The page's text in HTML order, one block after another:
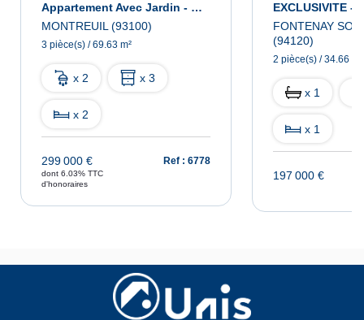
Appartement Avec Jardin - Montreuil 3 Pièce(s)
MONTREUIL (93100)
3 pièce(s) / 69.63 m²
x 2 x 3
x 2
299 000 €
dont 6.03% TTC
d'honoraires
Ref : 6778
FONTENAY
(94120)
2 pièce(s) / 34.66 m²
x 1
x 1
197 000 €